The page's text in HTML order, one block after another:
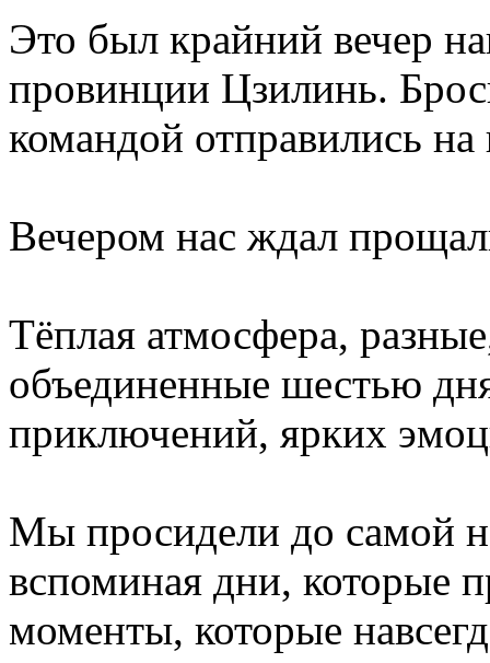
Это был крайний вечер
провинции Цзилинь.
командой отправились
Вечером нас ждал
Тёплая атмосфера,
объединенные шестью
приключений, ярких
Мы просидели до самой
вспоминая дни, которые
моменты, которые